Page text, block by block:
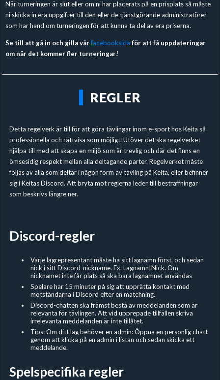
När turneringen är slut eller om ni har placerats på en prisplats så måste
ni skicka in era uppgifter till den eller de tjänstgörande administratörer
som har hand om turneringen för att kunna ta del av era priserna.
Se till att gå in och gilla vårfacebooksida för att få uppdateringar
om när det kommer fler turneringar!
REGLER
Detta regelverk är till för att göra tävlingar inom e-sport hos Keita så
professionella och rättvisa som möjligt. Utöver det ska regelverket
hjälpa till med att skapa en miljö som är trevlig och där det finns en
ömsesidig respekt mellan alla deltagande parter. Regelverket måste
följas av alla som deltar i någon form av tävling på Keita, eller befinner
sig i Keitas Discord. Att bryta mot reglerna leder till bestraffningar
som beskrivs längre ner.
Discord-regler
Varje lagrepresentant måste ha sitt lagnamn först, och sedan
nick i sitt Discord-nickname. Ex. Lagnamn|Nick. Om
nicknamet inte får plats så ska bara lagnamnet användas
Spelare har 15 minuter på sig att upprätta kontakt med
motståndarna i Discord efter en matchning.
Discord-chatten ska främst bestå av meddelanden som är
relevanta för tävlingen. Att vid upprepade tillfällen skriva
irrelevanta meddelanden är inte tillåtet.
Tips: Om ditt lag behöver en admin: Öppna en personlig chatt
genom att klicka på en admin i listan och sedan skicka ett
meddelande.
Spelspecifika regler